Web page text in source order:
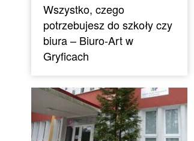
Wszystko, czego
potrzebujesz do szkoły czy
biura – Biuro-Art w
Gryficach